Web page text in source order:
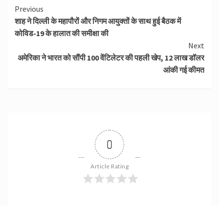
Continue
Reading
Previous
शाह ने दिल्ली के महापौरों और निगम आयुक्तों के साथ हुई बैठक में
कोविड-19 के हालात की समीक्षा की
Next
अमेरिका ने भारत को सौंपी 100 वेंटिलेटर की पहली खेप, 12 लाख डॉलर
आंकी गई कीमत
0
Article Rating